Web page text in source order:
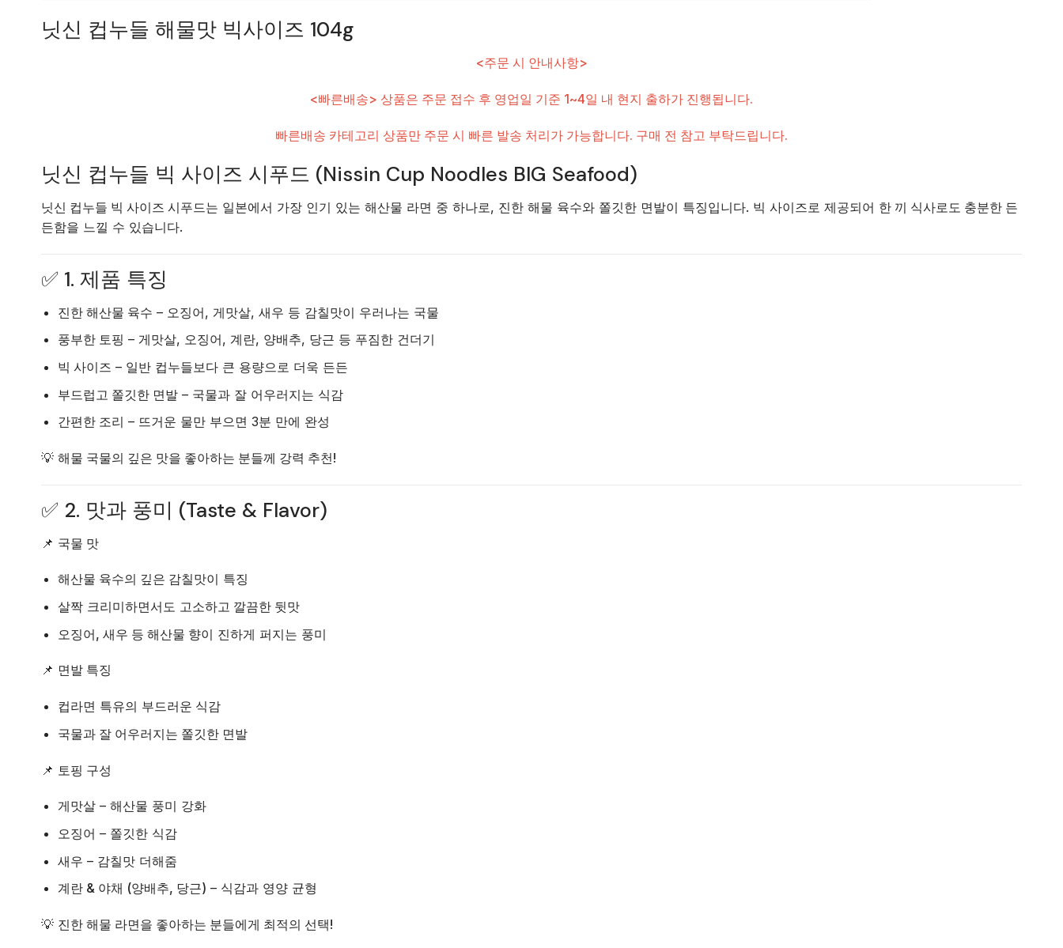
닛신 컵누들 해물맛 빅사이즈 104g
<주문 시 안내사항>
<빠른배송> 상품은 주문 접수 후 영업일 기준 1~4일 내 현지 출하가 진행됩니다.
빠른배송 카테고리 상품만 주문 시 빠른 발송 처리가 가능합니다. 구매 전 참고 부탁드립니다.
닛신 컵누들 빅 사이즈 시푸드 (Nissin Cup Noodles BIG Seafood)
닛신 컵누들 빅 사이즈 시푸드는 일본에서 가장 인기 있는 해산물 라면 중 하나로, 진한 해물 육수와 쫄깃한 면발이 특징입니다. 빅 사이즈로 제공되어 한 끼 식사로도 충분한 든
든함을 느낄 수 있습니다.
✅ 1. 제품 특징
진한 해산물 육수 – 오징어, 게맛살, 새우 등 감칠맛이 우러나는 국물
풍부한 토핑 – 게맛살, 오징어, 계란, 양배추, 당근 등 푸짐한 건더기
빅 사이즈 – 일반 컵누들보다 큰 용량으로 더욱 든든
부드럽고 쫄깃한 면발– 국물과 잘 어우러지는 식감
간편한 조리 – 뜨거운 물만 부으면 3분 만에 완성
💡 해물 국물의 깊은 맛을 좋아하는 분들께 강력 추천!
✅ 2. 맛과 풍미 (Taste & Flavor)
📌 국물 맛
해산물 육수의 깊은 감칠맛이 특징
살짝 크리미하면서도 고소하고 깔끔한 뒷맛
오징어, 새우 등 해산물 향이 진하게 퍼지는 풍미
📌 면발 특징
컵라면 특유의 부드러운 식감
국물과 잘 어우러지는 쫄깃한 면발
📌 토핑 구성
게맛살– 해산물 풍미 강화
오징어 – 쫄깃한 식감
새우 – 감칠맛 더해줌
계란 & 야채 (양배추, 당근) – 식감과 영양 균형
💡 진한 해물 라면을 좋아하는 분들에게 최적의 선택!